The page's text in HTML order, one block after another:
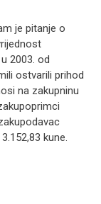
je pitanje o
2003. od
ostvarili prihod
na zakupninu
kune.